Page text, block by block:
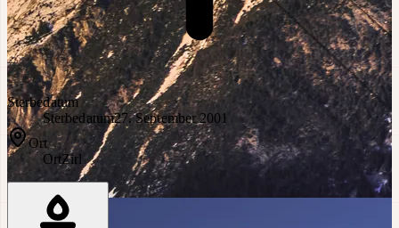
Sterbedatum
Sterbedatum27. September 2001
Ort
OrtZirl